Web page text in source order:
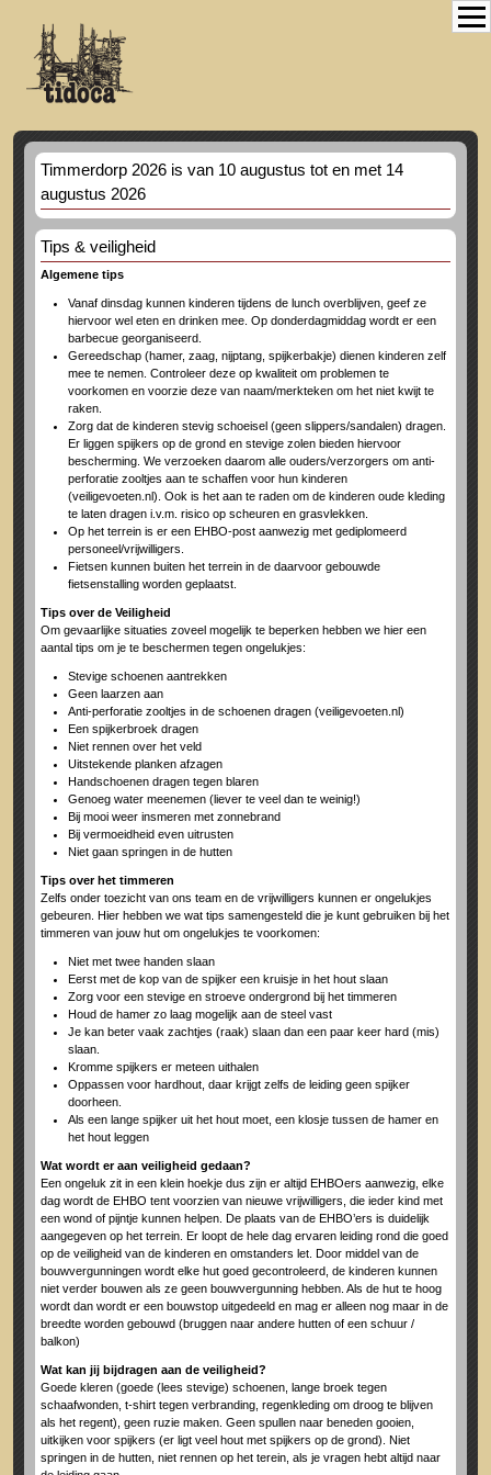
Timmerdorp 2026 is van 10 augustus tot en met 14
augustus 2026
Tips & veiligheid
Algemene tips
Vanaf dinsdag kunnen kinderen tijdens de lunch overblijven, geef ze
hiervoor wel eten en drinken mee. Op donderdagmiddag wordt er een
barbecue georganiseerd.
Gereedschap (hamer, zaag, nijptang, spijkerbakje) dienen kinderen zelf
mee te nemen. Controleer deze op kwaliteit om problemen te
voorkomen en voorzie deze van naam/merkteken om het niet kwijt te
raken.
Zorg dat de kinderen stevig schoeisel (geen slippers/sandalen) dragen.
Er liggen spijkers op de grond en stevige zolen bieden hiervoor
bescherming. We verzoeken daarom alle ouders/verzorgers om anti-
perforatie zooltjes aan te schaffen voor hun kinderen
(veiligevoeten.nl). Ook is het aan te raden om de kinderen oude kleding
te laten dragen i.v.m. risico op scheuren en grasvlekken.
Op het terrein is er een EHBO-post aanwezig met gediplomeerd
personeel/vrijwilligers.
Fietsen kunnen buiten het terrein in de daarvoor gebouwde
fietsenstalling worden geplaatst.
Tips over de Veiligheid
Om gevaarlijke situaties zoveel mogelijk te beperken hebben we hier een
aantal tips om je te beschermen tegen ongelukjes:
Stevige schoenen aantrekken
Geen laarzen aan
Anti-perforatie zooltjes in de schoenen dragen (veiligevoeten.nl)
Een spijkerbroek dragen
Niet rennen over het veld
Uitstekende planken afzagen
Handschoenen dragen tegen blaren
Genoeg water meenemen (liever te veel dan te weinig!)
Bij mooi weer insmeren met zonnebrand
Bij vermoeidheid even uitrusten
Niet gaan springen in de hutten
Tips over het timmeren
Zelfs onder toezicht van ons team en de vrijwilligers kunnen er ongelukjes
gebeuren. Hier hebben we wat tips samengesteld die je kunt gebruiken bij het
timmeren van jouw hut om ongelukjes te voorkomen:
Niet met twee handen slaan
Eerst met de kop van de spijker een kruisje in het hout slaan
Zorg voor een stevige en stroeve ondergrond bij het timmeren
Houd de hamer zo laag mogelijk aan de steel vast
Je kan beter vaak zachtjes (raak) slaan dan een paar keer hard (mis)
slaan.
Kromme spijkers er meteen uithalen
Oppassen voor hardhout, daar krijgt zelfs de leiding geen spijker
doorheen.
Als een lange spijker uit het hout moet, een klosje tussen de hamer en
het hout leggen
Wat wordt er aan veiligheid gedaan?
Een ongeluk zit in een klein hoekje dus zijn er altijd EHBOers aanwezig, elke
dag wordt de EHBO tent voorzien van nieuwe vrijwilligers, die ieder kind met
een wond of pijntje kunnen helpen. De plaats van de EHBO’ers is duidelijk
aangegeven op het terrein. Er loopt de hele dag ervaren leiding rond die goed
op de veiligheid van de kinderen en omstanders let. Door middel van de
bouwvergunningen wordt elke hut goed gecontroleerd, de kinderen kunnen
niet verder bouwen als ze geen bouwvergunning hebben. Als de hut te hoog
wordt dan wordt er een bouwstop uitgedeeld en mag er alleen nog maar in de
breedte worden gebouwd (bruggen naar andere hutten of een schuur /
balkon)
Wat kan jij bijdragen aan de veiligheid?
Goede kleren (goede (lees stevige) schoenen, lange broek tegen
schaafwonden, t-shirt tegen verbranding, regenkleding om droog te blijven
als het regent), geen ruzie maken. Geen spullen naar beneden gooien,
uitkijken voor spijkers (er ligt veel hout met spijkers op de grond). Niet
springen in de hutten, niet rennen op het terein, als je vragen hebt altijd naar